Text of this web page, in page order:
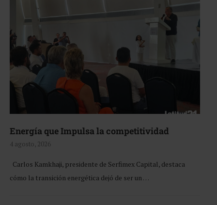
Energía que Impulsa la competitividad
4 agosto, 2026
Carlos Kamkhaji, presidente de Serfimex Capital, destaca
cómo la transición energética dejó de ser un …